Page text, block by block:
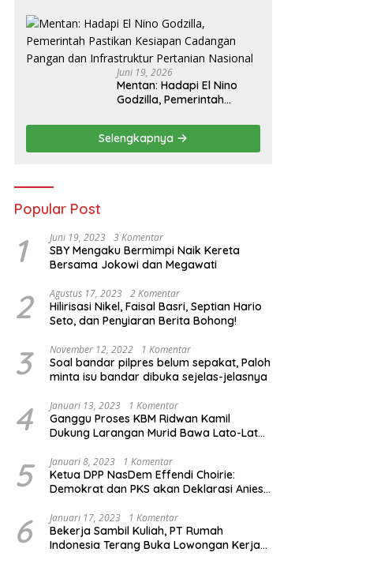
Pangan
Juni 19, 2026
Mentan: Hadapi El Nino
Godzilla, Pemerintah
Cadangan Pangan dan
Infrastruktur Pertanian
Nasional
Selengkapnya
Popular Post
1 Juni 19, 2023 3 Komentar
SBY Mengaku Bermimpi Naik Kereta
Bersama Jokowi dan Megawati
2 Agustus 17, 2023 2 Komentar
Hilirisasi Nikel, Faisal Basri, Septian Hario
Seto, dan Penyiaran Berita Bohong!
3 November 12, 2022 1 Komentar
Soal bandar pilpres belum sepakat, Paloh
minta isu bandar dibuka sejelas-jelasnya
4 Januari 13, 2023 1 Komentar
Ganggu Proses KBM Ridwan Kamil
Dukung Larangan Murid Bawa Lato-Lato
5 Januari 8, 2023 1 Komentar
Ketua DPP NasDem Effendi Choirie:
Demokrat dan PKS akan Deklarasi Anies
6 Januari 17, 2023 1 Komentar
Bekerja Sambil Kuliah, PT Rumah
Indonesia Terang Buka Lowongan Kerja